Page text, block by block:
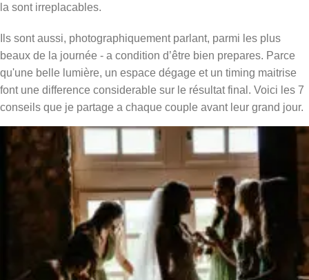
la sont irreplacables.
Ils sont aussi, photographiquement parlant, parmi les plus
beaux de la journée - a condition d’être bien prepares. Parce
qu'une belle lumière, un espace dégage et un timing maitrise
font une difference considerable sur le résultat final. Voici les 7
conseils que je partage a chaque couple avant leur grand jour.